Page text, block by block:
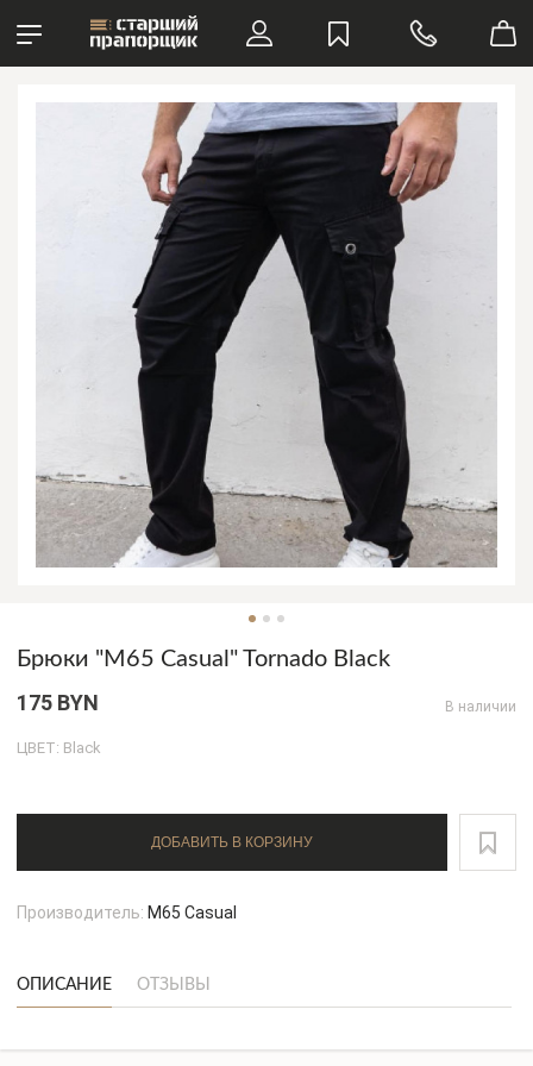
Брюки "M65 Casual" Tornado Black
175 BYN В наличии
ЦВЕТ: Black
ДОБАВИТЬ В КОРЗИНУ
Производитель: M65 Casual
ОПИСАНИЕ ОТЗЫВЫ